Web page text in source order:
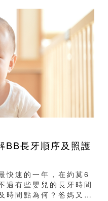
BB長牙順序及照護
快速的一年，在約莫6
過有些嬰兒的長牙時間
時間點為何？爸媽又該